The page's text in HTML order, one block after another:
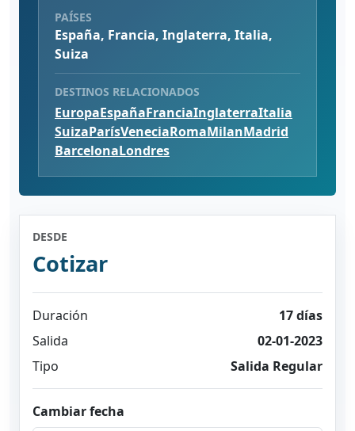
PAÍSES
España, Francia, Inglaterra, Italia,
Suiza
DESTINOS RELACIONADOS
EuropaEspañaFranciaInglaterraItalia
SuizaParísVeneciaRomaMilanMadrid
BarcelonaLondres
DESDE
Cotizar
Duración
17 días
Salida
02-01-2023
Tipo
Salida Regular
Cambiar fecha